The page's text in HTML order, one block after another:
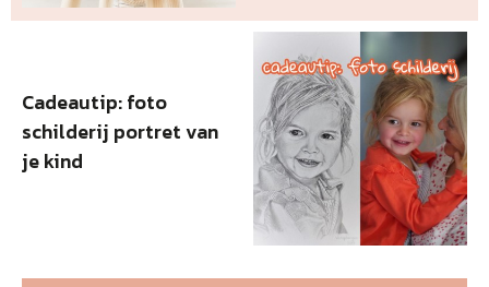
Cadeautip: foto
schilderij portret van
je kind